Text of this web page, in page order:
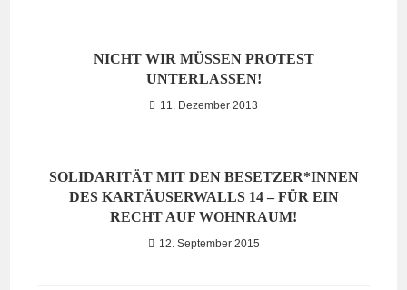
NICHT WIR MÜSSEN PROTEST
UNTERLASSEN!
11. Dezember 2013
SOLIDARITÄT MIT DEN BESETZER*INNEN
DES KARTÄUSERWALLS 14 – FÜR EIN
RECHT AUF WOHNRAUM!
12. September 2015